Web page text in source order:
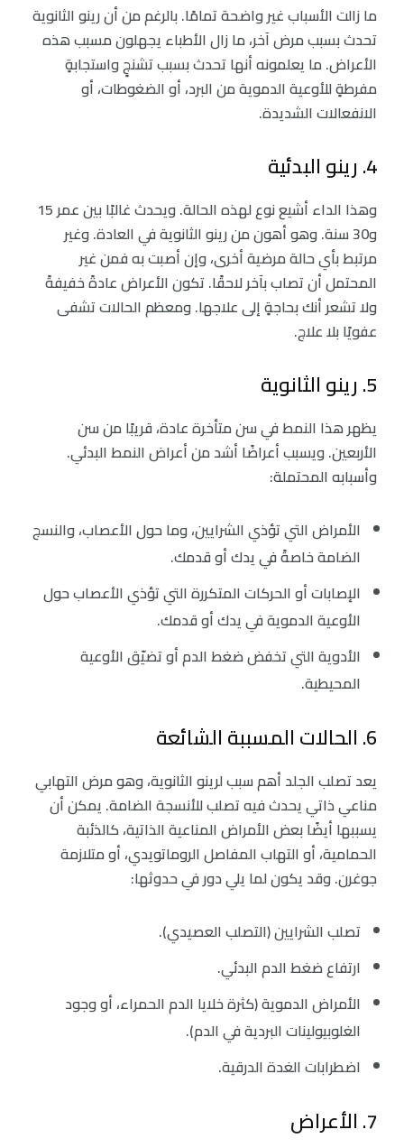
ما زالت الأسباب غير واضحة تمامًا. بالرغم من أن رينو الثانوية
تحدث بسبب مرض آخر، ما زال الأطباء يجهلون مسبب هذه
الأعراض. ما يعلمونه أنها تحدث بسبب تشنجٍ واستجابةٍ
مفرطةٍ للأوعية الدموية من البرد، أو الضغوطات، أو
الانفعالات الشديدة.
4. رينو البدئية
وهذا الداء أشيع نوع لهذه الحالة. ويحدث غالبًا بين عمر 15
و30 سنة. وهو أهون من رينو الثانوية في العادة. وغير
مرتبط بأي حالة مرضية أخرى، وإن أصبت به فمن غير
المحتمل أن تصاب بآخر لاحقًا. تكون الأعراض عادةً خفيفةً
ولا تشعر أنك بحاجةٍ إلى علاجها. ومعظم الحالات تشفى
عفويًا بلا علاج.
5. رينو الثانوية
يظهر هذا النمط في سن متأخرة عادة، قريبًا من سن
الأربعين. ويسبب أعراضًا أشد من أعراض النمط البدئي.
وأسبابه المحتملة:
الأمراض التي تؤذي الشرايين، وما حول الأعصاب، والنسج
الضامة خاصةً في يدك أو قدمك.
‏الإصابات أو الحركات المتكررة التي تؤذي الأعصاب حول
الأوعية الدموية في يدك أو قدمك.
‏الأدوية التي تخفض ضغط الدم أو تضيّق الأوعية
المحيطية.
6. الحالات المسببة الشائعة
يعد تصلب الجلد أهم سبب لرينو الثانوية، وهو مرض التهابي
مناعي ذاتي يحدث فيه تصلب للأنسجة الضامة. يمكن أن
يسببها أيضًا بعض الأمراض المناعية الذاتية، كالذئبة
الحمامية، أو التهاب المفاصل الروماتويدي، أو متلازمة
جوغرن. وقد يكون لما يلي دور في حدوثها:
تصلب الشرايين (التصلب العصيدي).
‏ارتفاع ضغط الدم البدئي.
‏الأمراض الدموية (كثرة خلايا الدم الحمراء، أو وجود
الغلوبيولينات البردية في الدم).
‏اضطرابات الغدة الدرقية.
7. الأعراض